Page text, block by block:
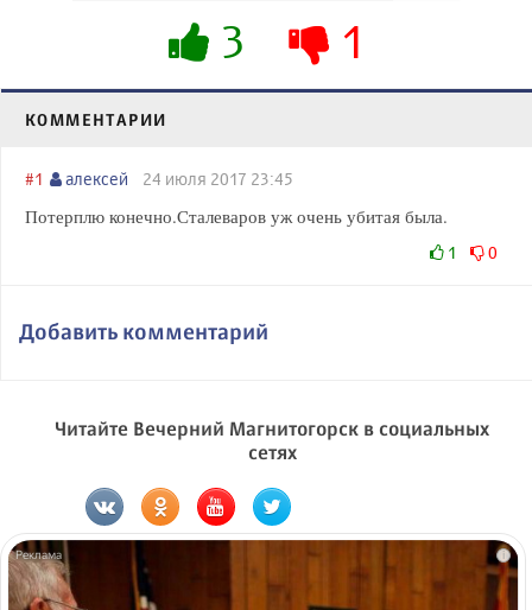
3 1
КОММЕНТАРИИ
#1 алексей 24 июля 2017 23:45
Потерплю конечно.Сталеваров уж очень убитая была.
1 0
Добавить комментарий
Читайте Вечерний Магнитогорск в социальных
сетях
i